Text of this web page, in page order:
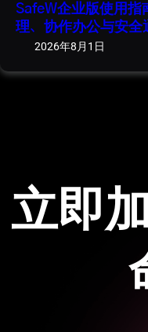
SafeW企业版使用指
理、协作办公与安全
2026年8月1日
立即